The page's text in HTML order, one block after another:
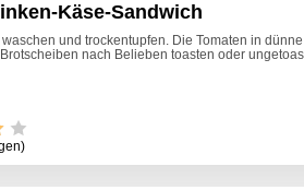
Käse-Sandwich
und trockentupfen. Die Tomaten in
nach Belieben toasten oder